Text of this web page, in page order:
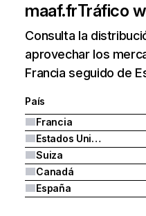
maaf.frTráfico
Consulta la
aprovechar los
Francia seguido de
País
Francia
Estados Unidos
Suiza
Canadá
España